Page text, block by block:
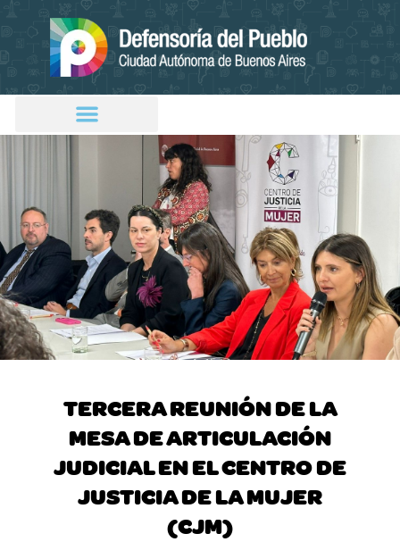
TERCERA REUNIÓN DE LA
MESA DE ARTICULACIÓN
JUDICIAL EN EL CENTRO DE
JUSTICIA DE LA MUJER
(CJM)